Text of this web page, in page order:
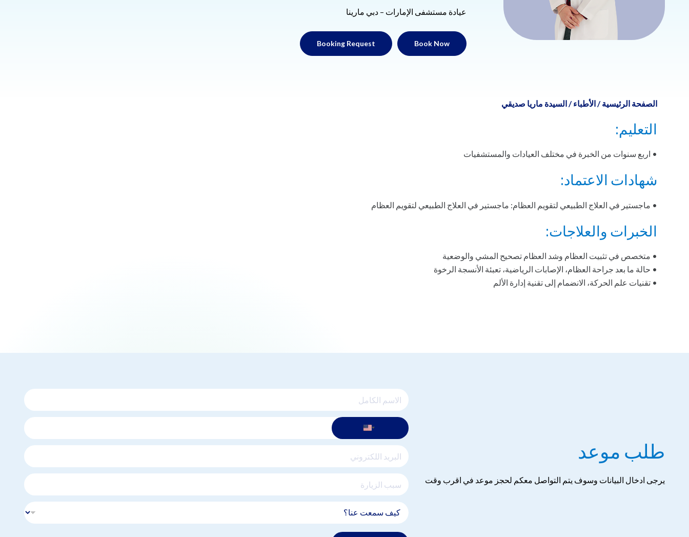
عيادة مستشفى الإمارات – دبي مارينا
Book Now
Booking Request
الصفحة الرئيسية /الأطباء /السيدة ماريا صديقي
التعليم:
• اربع سنوات من الخبرة في مختلف العيادات والمستشفيات
شهادات الاعتماد:
• ماجستير في العلاج الطبيعي لتقويم العظام: ماجستير في العلاج الطبيعي لتقويم العظام
الخبرات والعلاجات:
• متخصص في تثبيت العظام وشد العظام تصحيح المشي والوضعية
• حالة ما بعد جراحة العظام، الإصابات الرياضية، تعبئة الأنسجة الرخوة
• تقنيات علم الحركة، الانضمام إلى تقنية إدارة الألم
طلب موعد
يرجى ادخال البيانات وسوف يتم التواصل معكم لحجز موعد في اقرب وقت